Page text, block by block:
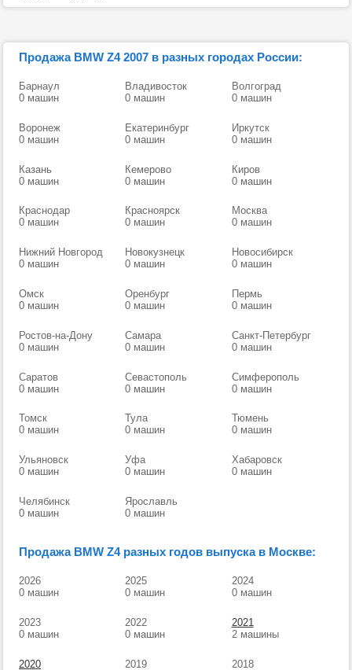
Продажа BMW Z4 2007 в разных городах России:
Барнаул
0 машин
Владивосток
0 машин
Волгоград
0 машин
Воронеж
0 машин
Екатеринбург
0 машин
Иркутск
0 машин
Казань
0 машин
Кемерово
0 машин
Киров
0 машин
Краснодар
0 машин
Красноярск
0 машин
Москва
0 машин
Нижний Новгород
0 машин
Новокузнецк
0 машин
Новосибирск
0 машин
Омск
0 машин
Оренбург
0 машин
Пермь
0 машин
Ростов-на-Дону
0 машин
Самара
0 машин
Санкт-Петербург
0 машин
Саратов
0 машин
Севастополь
0 машин
Симферополь
0 машин
Томск
0 машин
Тула
0 машин
Тюмень
0 машин
Ульяновск
0 машин
Уфа
0 машин
Хабаровск
0 машин
Челябинск
0 машин
Ярославль
0 машин
Продажа BMW Z4 разных годов выпуска в Москве:
2026
0 машин
2025
0 машин
2024
0 машин
2023
0 машин
2022
0 машин
2021
2 машины
2020
2019
2018